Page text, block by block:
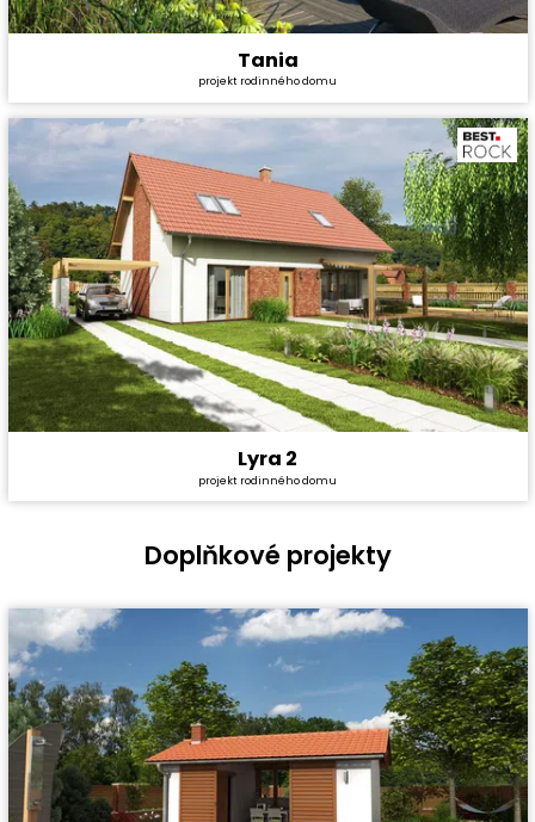
Dispozice:
5+1
Užitná plocha:
180,34 m²
Tania
projekt rodinného domu
Dispozice:
5+1
Lyra 2
projekt rodinného domu
Doplňkové projekty